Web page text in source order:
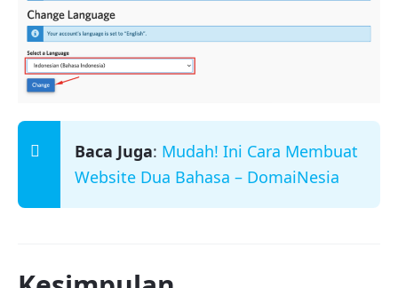
Baca Juga: Mudah! Ini Cara Membuat
Website Dua Bahasa – DomaiNesia